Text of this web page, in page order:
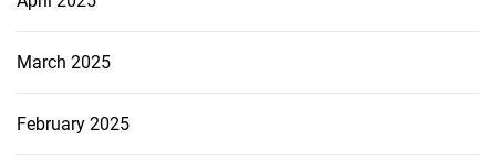
March 2025
February 2025